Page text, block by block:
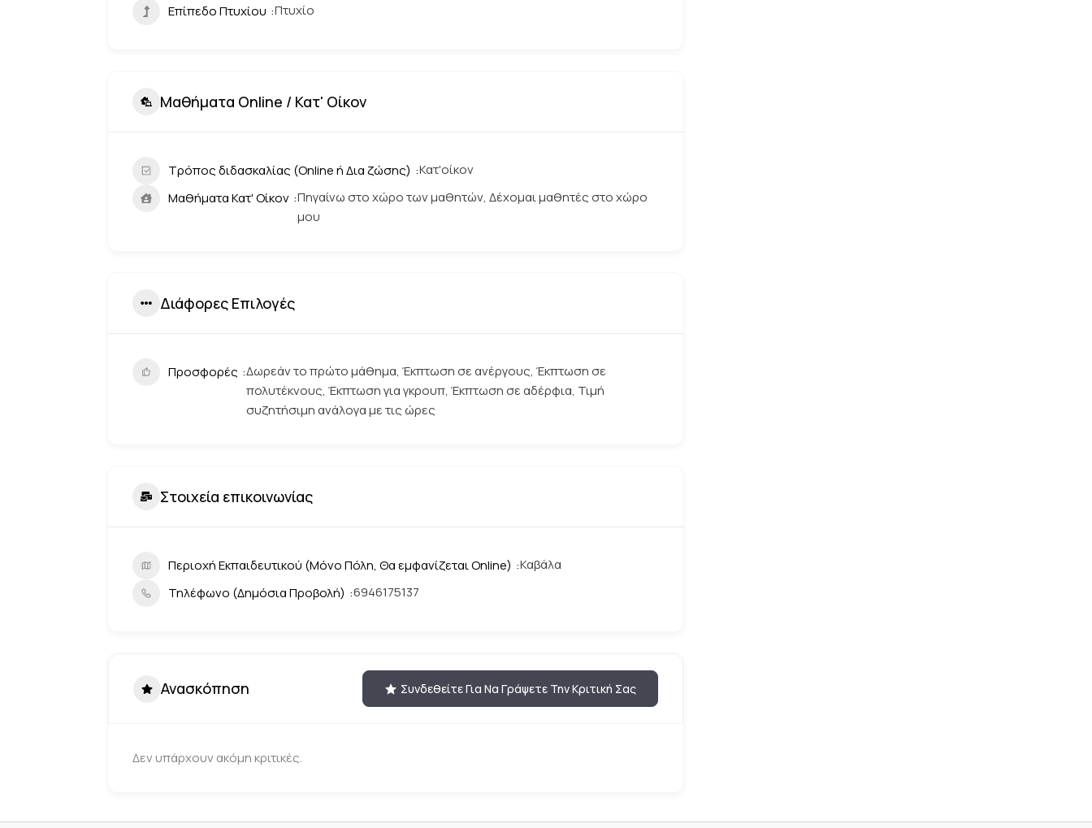
Επίπεδο Πτυχίου Πτυχίο
Μαθήματα Online / Κατ' Οίκον
Τρόπος διδασκαλίας (Online ή Δια ζώσης) Κατ'οίκον
Μαθήματα Κατ' Οίκον Πηγαίνω στο χώρο των μαθητών, Δέχομαι μαθητές στο χώρο
μου
Διάφορες Επιλογές
Προσφορές Δωρεάν το πρώτο μάθημα, Έκπτωση σε ανέργους, Έκπτωση σε
πολυτέκνους, Έκπτωση για γκρουπ, Έκπτωση σε αδέρφια, Τιμή
συζητήσιμη ανάλογα με τις ώρες
Στοιχεία επικοινωνίας
Περιοχή Εκπαιδευτικού (Μόνο Πόλη, Θα εμφανίζεται Online) Καβάλα
Τηλέφωνο (Δημόσια Προβολή) 6946175137
Ανασκόπηση Συνδεθείτε Για Να Γράψετε Την Κριτική Σας
Δεν υπάρχουν ακόμη κριτικές.